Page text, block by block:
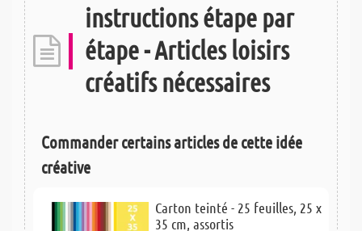
instructions étape par
étape - Articles loisirs
créatifs nécessaires
Commander certains articles de cette idée
créative
Carton teinté - 25 feuilles, 25 x
35 cm, assortis